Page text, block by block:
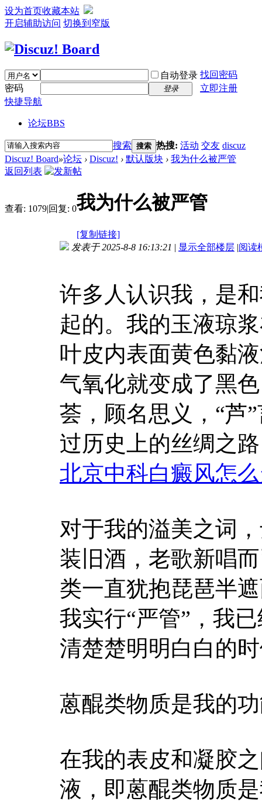
设为首页收藏本站
开启辅助访问 切换到窄版
自动登录 找回密码
密码
登录
立即注册
快捷导航
论坛BBS
搜索 搜索 热搜: 活动 交友 discuz
Discuz! Board»论坛 › Discuz! › 默认版块 › 我为什么被严管
返回列表
查看: 1079|回复: 0我为什么被严管
[复制链接]
发表于 2025-8-8 16:13:21 | 显示全部楼层 |阅读
许多人认识我，是
起的。我的玉液琼
叶皮内表面黄色黏
气氧化就变成了黑
荟，顾名思义，“芦
过历史上的丝绸之
北京中科白癜风怎
对于我的溢美之词
装旧酒，老歌新唱
类一直犹抱琵琶半
我实行“严管”，我
清楚楚明明白白的
蒽醌类物质是我的
在我的表皮和凝胶
液，即蒽醌类物质